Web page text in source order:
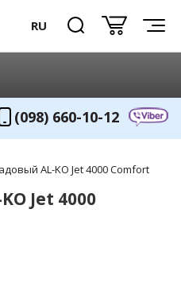
RU
(098) 660-10-12
AL-KO Jet 4000 Comfort
Jet 4000